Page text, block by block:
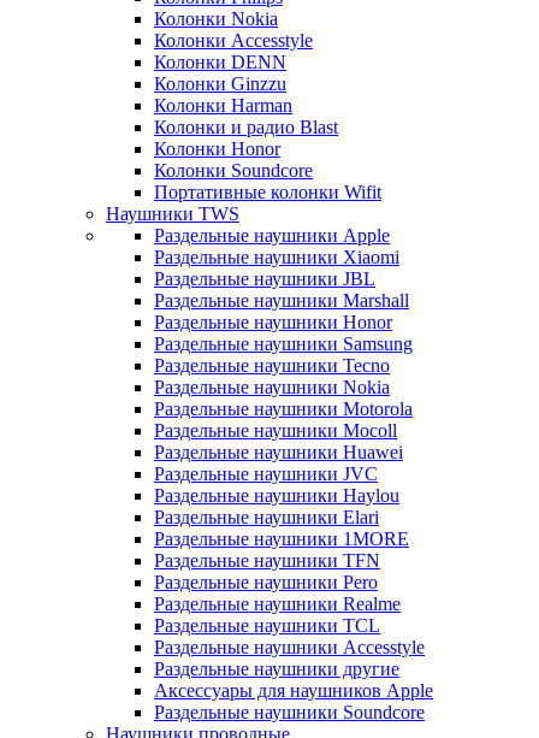
Колонки Nokia
Колонки Accesstyle
Колонки DENN
Колонки Ginzzu
Колонки Harman
Колонки и радио Blast
Колонки Honor
Колонки Soundcore
Портативные колонки Wifit
Наушники TWS
Раздельные наушники Apple
Раздельные наушники Xiaomi
Раздельные наушники JBL
Раздельные наушники Marshall
Раздельные наушники Honor
Раздельные наушники Samsung
Раздельные наушники Tecno
Раздельные наушники Nokia
Раздельные наушники Motorola
Раздельные наушники Mocoll
Раздельные наушники Huawei
Раздельные наушники JVC
Раздельные наушники Haylou
Раздельные наушники Elari
Раздельные наушники 1MORE
Раздельные наушники TFN
Раздельные наушники Pero
Раздельные наушники Realme
Раздельные наушники TCL
Раздельные наушники Accesstyle
Раздельные наушники другие
Аксессуары для наушников Apple
Раздельные наушники Soundcore
Наушники проводные